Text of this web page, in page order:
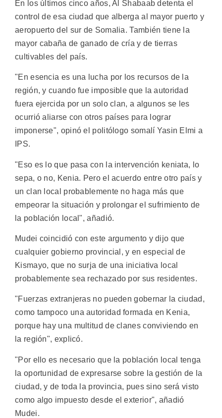
En los últimos cinco años, Al Shabaab detenta el
control de esa ciudad que alberga al mayor puerto y
aeropuerto del sur de Somalia. También tiene la
mayor cabaña de ganado de cría y de tierras
cultivables del país.
"En esencia es una lucha por los recursos de la
región, y cuando fue imposible que la autoridad
fuera ejercida por un solo clan, a algunos se les
ocurrió aliarse con otros países para lograr
imponerse", opinó el politólogo somalí Yasin Elmi a
IPS.
"Eso es lo que pasa con la intervención keniata, lo
sepa, o no, Kenia. Pero el acuerdo entre otro país y
un clan local probablemente no haga más que
empeorar la situación y prolongar el sufrimiento de
la población local", añadió.
Mudei coincidió con este argumento y dijo que
cualquier gobierno provincial, y en especial de
Kismayo, que no surja de una iniciativa local
probablemente sea rechazado por sus residentes.
"Fuerzas extranjeras no pueden gobernar la ciudad,
como tampoco una autoridad formada en Kenia,
porque hay una multitud de clanes conviviendo en
la región", explicó.
"Por ello es necesario que la población local tenga
la oportunidad de expresarse sobre la gestión de la
ciudad, y de toda la provincia, pues sino será visto
como algo impuesto desde el exterior", añadió
Mudei.